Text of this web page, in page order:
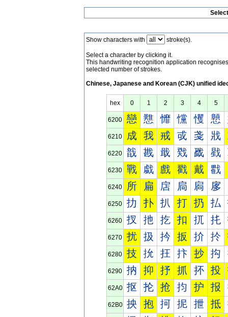
Show characters with stroke(s).
Select a character by clicking it.
This handwriting recognition application
selected number of strokes.
Chinese, Japanese and Korean (CJK) unified
hex 0 1 2 3 4 5
6200 戀 戁 戂 戃 戄 戅
6210 成 我 戒 戓 戔 戕
6220 戠 戡 戢 戣 戤 戥
6230 戰 戱 戲 戳 戴 戵
6240 所 扁 扂 扃 扄 扅
6250 扐 扑 扒 打 扔 払
6260 扠 扡 扢 扣 扤 扥
6270 扰 扱 扲 扳 扴 扵
6280 技 抁 抂 抃 抄 抅
6290 抐 抑 抒 抓 抔 投
62A0 抠 抡 抢 抣 护 报
62B0 抰 抱 抲 抳 抴 抵